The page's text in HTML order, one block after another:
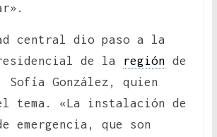
central dio paso a la
de la
región de
Sofía González, quien
tema. «La instalación de
emergencia, que son